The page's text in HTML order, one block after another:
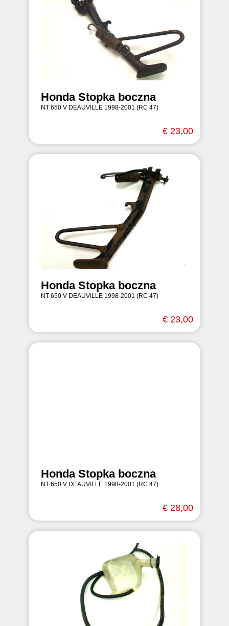
Honda Stopka boczna
NT 650 V DEAUVILLE 1998-2001 (RC 47)
€ 23,00
Honda Stopka boczna
NT 650 V DEAUVILLE 1998-2001 (RC 47)
€ 23,00
Honda Stopka boczna
NT 650 V DEAUVILLE 1998-2001 (RC 47)
€ 28,00